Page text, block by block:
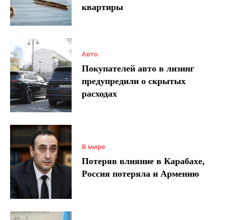
квартиры
Авто
Покупателей авто в лизинг
предупредили о скрытых
расходах
В мире
Потеряв влияние в Карабахе,
Россия потеряла и Армению